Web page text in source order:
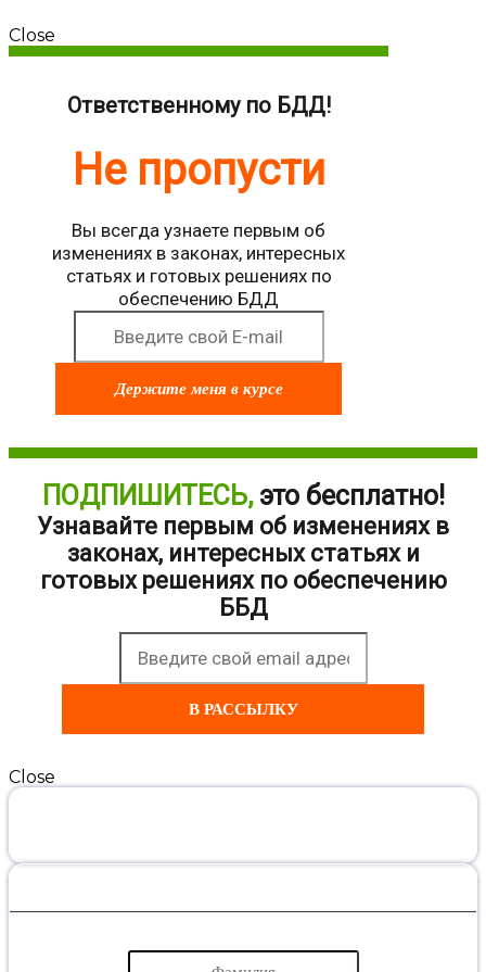
Close
Ответственному по БДД!
Не пропусти
Вы всегда узнаете первым об
изменениях в законах, интересных
статьях и готовых решениях по
обеспечению БДД
Держите меня в курсе
ПОДПИШИТЕСЬ, это бесплатно!
Узнавайте первым об изменениях в
законах, интересных статьях и
готовых решениях по обеспечению
ББД
В РАССЫЛКУ
Close